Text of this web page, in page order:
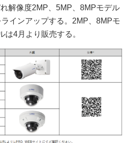
解像度2MP、5MP、8MPモデル
インアップする。2MP、8MPモ
は4月より販売する。